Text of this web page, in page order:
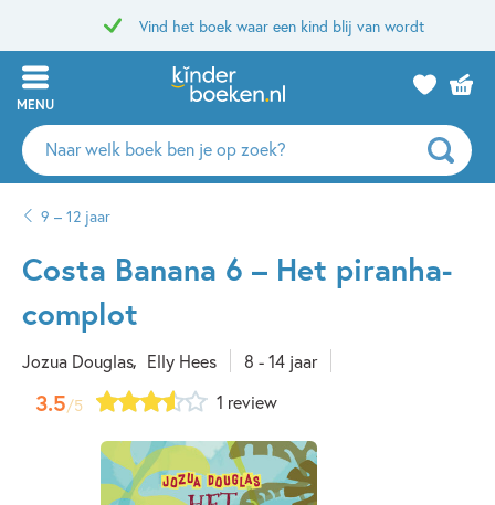
Vind het boek waar een kind blij van wordt
MENU
Zoeken
naar
auteurs
uitgevers
9 – 12 jaar
Costa Banana 6 – Het piranha-
complot
Jozua Douglas Elly Hees 8 - 14 jaar
3.5/5 1 review